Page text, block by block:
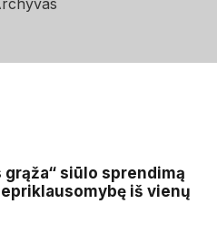
grąža“ siūlo sprendimą
iš vienų